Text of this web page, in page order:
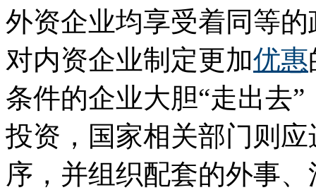
外资企业均享受着同等
对内资企业制定更加优惠
条件的企业大胆“走出去
投资，国家相关部门则
序，并组织配套的外事